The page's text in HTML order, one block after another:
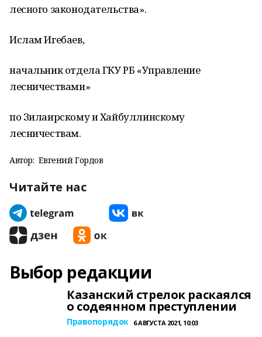
лесного законодательства».
Ислам Игебаев,
начальник отдела ГКУ РБ «Управление
лесничествами»
по Зилаирскому и Хайбуллинскому
лесничествам.
Автор: Евгений Гордов
Читайте нас
Выбор редакции
Казанский стрелок раскаялся
о содеянном преступлении
Правопорядок 6 АВГУСТА 2021, 10:03